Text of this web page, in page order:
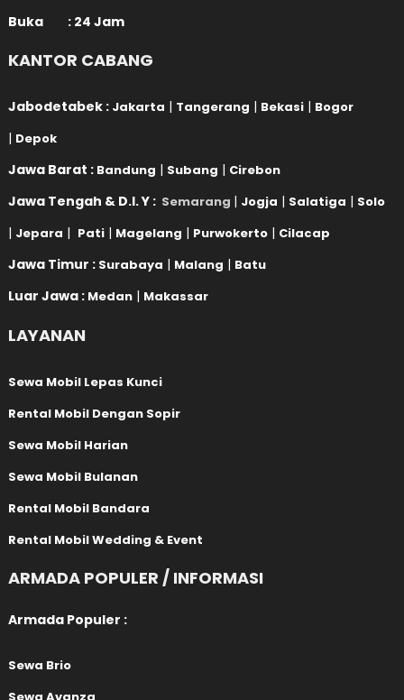
Buka : 24 Jam
KANTOR CABANG
Jabodetabek : Jakarta | Tangerang | Bekasi | Bogor
| Depok
Jawa Barat : Bandung | Subang | Cirebon
Jawa Tengah & D.I. Y : Semarang | Jogja | Salatiga | Solo
| Jepara | Pati | Magelang | Purwokerto | Cilacap
Jawa Timur : Surabaya | Malang | Batu
Luar Jawa : Medan | Makassar
LAYANAN
Sewa Mobil Lepas Kunci
Rental Mobil Dengan Sopir
Sewa Mobil Harian
Sewa Mobil Bulanan
Rental Mobil Bandara
Rental Mobil Wedding & Event
ARMADA POPULER / INFORMASI
Armada Populer :
Sewa Brio